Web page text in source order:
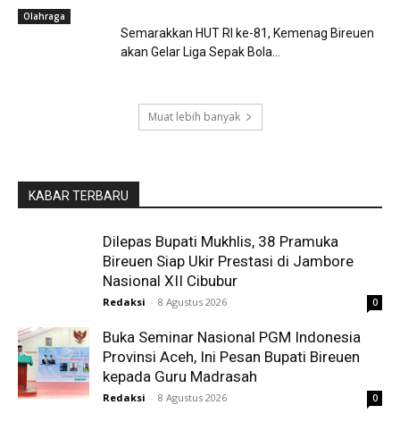
Olahraga
Semarakkan HUT RI ke-81, Kemenag Bireuen
akan Gelar Liga Sepak Bola...
Muat lebih banyak
KABAR TERBARU
Dilepas Bupati Mukhlis, 38 Pramuka
Bireuen Siap Ukir Prestasi di Jambore
Nasional XII Cibubur
Redaksi - 8 Agustus 2026 0
Buka Seminar Nasional PGM Indonesia
Provinsi Aceh, Ini Pesan Bupati Bireuen
kepada Guru Madrasah
Redaksi - 8 Agustus 2026 0